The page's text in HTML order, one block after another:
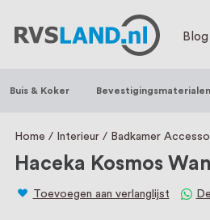
RVS Land is een écht
trapleuningen,
een eigen werkplaats
staat persoonlijke
Blog
Buis & Koker Bevestigingsmaterialen
Home Interieur Badkamer
Haceka Kosmos
Toevoegen aan verlanglijst